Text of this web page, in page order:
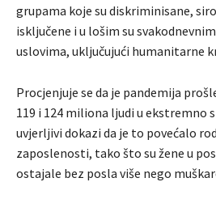
grupama koje su diskriminisane,
isključene i u lošim su
uslovima, uključujući humanitarne
Procjenjuje se da je pandemija
119 i 124 miliona ljudi u ekstremno
uvjerljivi dokazi da je to povećalo
zaposlenosti, tako što su žene u
ostajale bez posla više nego